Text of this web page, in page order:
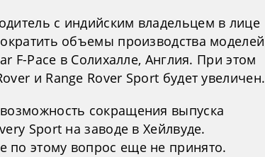
с индийским владельцем в лице
объемы производства моделей
F-Pace в Солихалле, Англия. При этом
и Range Rover Sport будет увеличен.
сокращения выпуска
Sport на заводе в Хейлвуде.
по этому вопрос еще не принято.